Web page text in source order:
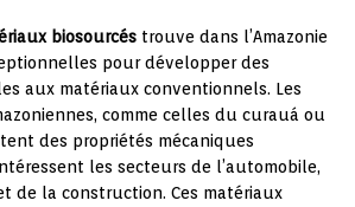
biosourcés trouve dans l’Amazonie
pour développer des
aux matériaux conventionnels. Les
comme celles du curauá ou
des propriétés mécaniques
les secteurs de l’automobile,
de la construction. Ces matériaux